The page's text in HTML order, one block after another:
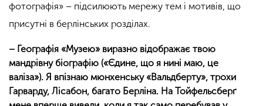
фотографія» – підсилюють мережу тем і мотивів, що
присутні в берлінських розділах.
– Географія «Музею» виразно відображає твою
мандрівну біографію («Єдине, що я нині маю, це
валіза»). Я впізнаю мюнхенську «Вальдберту», трохи
Гарварду, Лісабон, багато Берліна. На Тойфельсберґ